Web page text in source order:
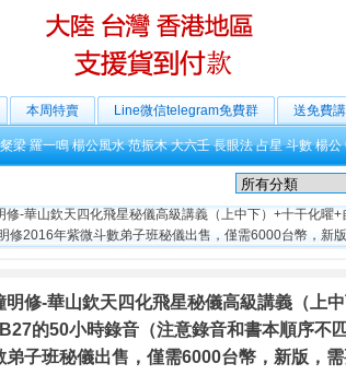
本周特賣 Line微信telegram免費群 送免費
梁 羅一鳴 楊公風水 范振木 大六壬 長眼法 占星 斗數 楊公
修-華山欽天四化飛星秘儀高級講義（上中下）+十干化曜
修2016年紫微斗數弟子班秘儀出售，僅需6000台幣，新
明修-華山欽天四化飛星秘儀高級講義（上
的50小時錄音（注意錄音和書本順序不
弟子班秘儀出售，僅需6000台幣，新版，